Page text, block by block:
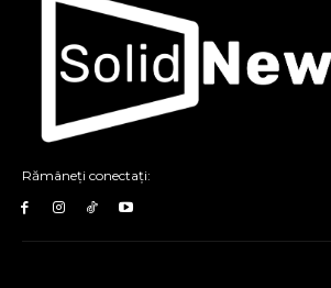
Rămâneți conectați: